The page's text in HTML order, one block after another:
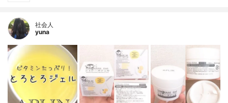
社会人
yuna